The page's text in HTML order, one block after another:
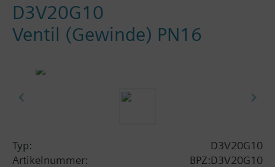
D3V20G10
Ventil (Gewinde) PN16
Typ:
D3V20G10
Artikelnummer:
BPZ:D3V20G10